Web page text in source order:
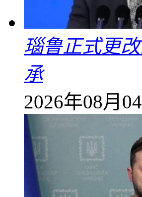
瑙鲁正式更
承
2026年08月